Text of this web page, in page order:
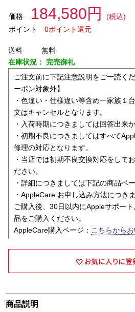
価格 184,580円
(税込)
ポイント
0ポイント還元
送料
無料
在庫状況： 完売御礼
ご注文前に下記注意説明をご一読く
ーポン対象外】
・色違い・仕様違い等含め一家族１
文はキャンセルとなります。
・入荷時期につきましては回答出来か
・初期不良につきましてはすべて
修理の対応となります。
・当店では初期不良交換対応をして
ださい。
・詳細につきましては下記の商品ペ
・AppleCare お申し込み方法につき
ご購入後、30日以内にAppleサポー
品をご購入ください。
AppleCare購入ページ： こちらから
商品説明